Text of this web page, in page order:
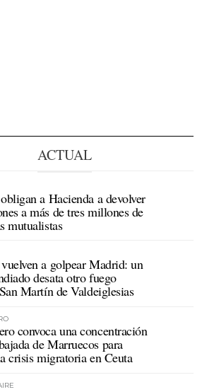
ACTUAL
a Hacienda a devolver
a más de tres millones de
mutualistas
a golpear Madrid: un
desata otro fuego
Martín de Valdeiglesias
convoca una concentración
de Marruecos para
crisis migratoria en Ceuta